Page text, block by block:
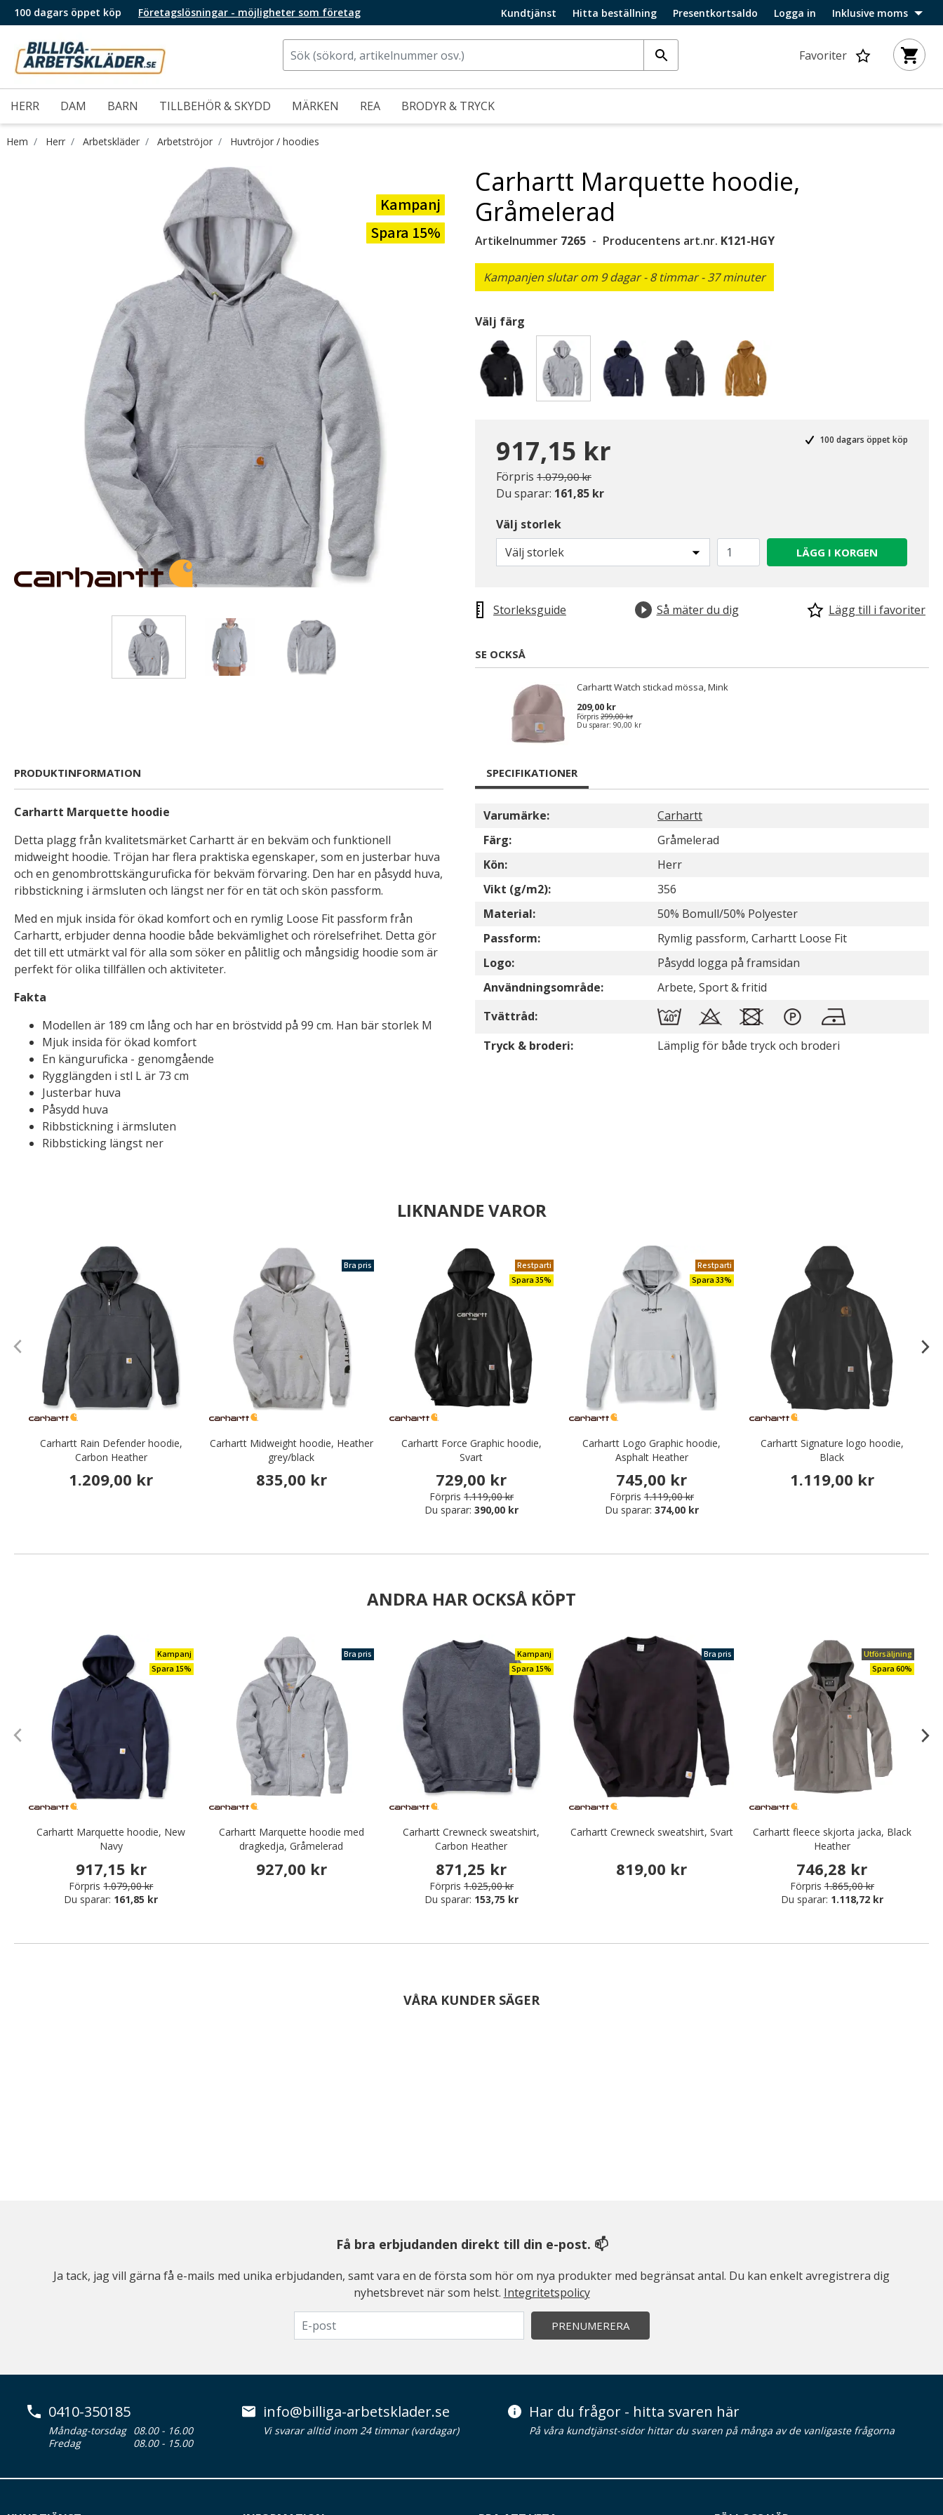
100 dagars öppet köp Företagslösningar - möjligheter som företag Kundtjänst Hitta beställning Presentkortsaldo Logga in Inklusive moms
Favoriter
HERR DAM BARN TILLBEHÖR & SKYDD MÄRKEN REA BRODYR & TRYCK
Hem Herr Arbetskläder Arbetströjor Huvtröjor / hoodies
Kampanj
Spara 15%
Carhartt Marquette hoodie,
Gråmelerad
Artikelnummer 7265 Producentens art.nr. K121-HGY
Kampanjen slutar om 9 dagar - 8 timmar - 37 minuter
Välj färg
917,15 kr
Förpris Pris nedsatt från
1.079,00 krtill
Du sparar: 161,85 kr
100 dagars öppet köp
Välj storlek
Välj storlek
LÄGG I KORGEN
Storleksguide Så mäter du dig Lägg till i favoriter
SE OCKSÅ
Carhartt Watch stickad mössa, Mink
209,00 kr
Förpris 299,00 kr
Du sparar: 90,00 kr
PRODUKTINFORMATION
Carhartt Marquette hoodie
Detta plagg från kvalitetsmärket Carhartt är en bekväm och funktionell
midweight hoodie. Tröjan har flera praktiska egenskaper, som en justerbar huva
och en genombrottskänguruficka för bekväm förvaring. Den har en påsydd huva,
ribbstickning i ärmsluten och längst ner för en tät och skön passform.
Med en mjuk insida för ökad komfort och en rymlig Loose Fit passform från
Carhartt, erbjuder denna hoodie både bekvämlighet och rörelsefrihet. Detta gör
det till ett utmärkt val för alla som söker en pålitlig och mångsidig hoodie som är
perfekt för olika tillfällen och aktiviteter.
Fakta
Modellen är 189 cm lång och har en bröstvidd på 99 cm. Han bär storlek M
Mjuk insida för ökad komfort
En känguruficka - genomgående
Rygglängden i stl L är 73 cm
Justerbar huva
Påsydd huva
Ribbstickning i ärmsluten
Ribbsticking längst ner
SPECIFIKATIONER
Varumärke:
Carhartt
Färg:
Gråmelerad
Kön:
Herr
Vikt (g/m2):
356
Material:
50% Bomull/50% Polyester
Passform:
Rymlig passform, Carhartt Loose Fit
Logo:
Påsydd logga på framsidan
Användningsområde:
Arbete, Sport & fritid
Tvättråd:
Tryck & broderi:
Lämplig för både tryck och broderi
LIKNANDE VAROR
Carhartt Rain Defender hoodie,
Carbon Heather
1.209,00 kr
Bra pris
Carhartt Midweight hoodie, Heather
grey/black
835,00 kr
Restparti
Spara 35%
Carhartt Force Graphic hoodie,
Svart
729,00 kr
Förpris 1.119,00 kr
Du sparar: 390,00 kr
Restparti
Spara 33%
Carhartt Logo Graphic hoodie,
Asphalt Heather
745,00 kr
Förpris 1.119,00 kr
Du sparar: 374,00 kr
Carhartt Signature logo hoodie,
Black
1.119,00 kr
ANDRA HAR OCKSÅ KÖPT
Kampanj
Spara 15%
Carhartt Marquette hoodie, New
Navy
917,15 kr
Förpris 1.079,00 kr
Du sparar: 161,85 kr
Bra pris
Carhartt Marquette hoodie med
dragkedja, Gråmelerad
927,00 kr
Kampanj
Spara 15%
Carhartt Crewneck sweatshirt,
Carbon Heather
871,25 kr
Förpris 1.025,00 kr
Du sparar: 153,75 kr
Bra pris
Carhartt Crewneck sweatshirt, Svart
819,00 kr
Utförsäljning
Spara 60%
Carhartt fleece skjorta jacka, Black
Heather
746,28 kr
Förpris 1.865,00 kr
Du sparar: 1.118,72 kr
VÅRA KUNDER SÄGER
Få bra erbjudanden direkt till din e-post. 📫
Ja tack, jag vill gärna få e-mails med unika erbjudanden, samt vara en de första som hör om nya produkter med begränsat antal. Du kan enkelt avregistrera dig
nyhetsbrevet när som helst. Integritetspolicy
PRENUMERERA
0410-350185
Måndag-torsdag 08.00 - 16.00
Fredag
08.00 - 15.00
info@billiga-arbetsklader.se
Vi svarar alltid inom 24 timmar (vardagar)
Har du frågor - hitta svaren här
På våra kundtjänst-sidor hittar du svaren på många av de vanligaste frågorna